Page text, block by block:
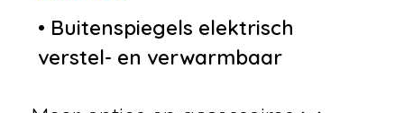
• Buitenspiegels elektrisch
verstel- en verwarmbaar